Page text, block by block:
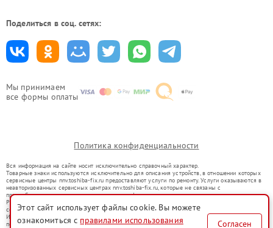
Мы принимаем
все формы оплаты
Поделиться в соц. сетях:
Политика конфиденциальности
Вся информация на сайте носит исключительно справочный характер.
Товарные знаки используются исключительно для описания устройств, в отношении которых
сервисные центры nnv.toshiba-fix.ru предоставляют услуги по ремонту. Услуги оказываются в
неавторизованных сервисных центрах nnv.toshiba-fix.ru, которые не связаны с
правообладателями товарных знаков или их официальными представителями.
Ремонт осуществляется для устройств, уже введенных в гражданский оборот в соответствии
со статьей 1487 ГК РФ.
Использование товарных знаков не преследует цели индивидуализации услуг или введения
потребителей в заблуждение, а служит для информирования о предоставляемых услугах по
Этот сайт использует файлы cookie. Вы можете
ознакомиться с правилами использования
Согласен